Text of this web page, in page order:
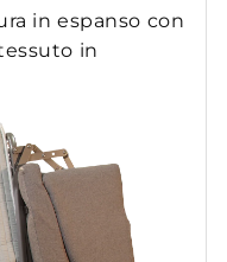
in espanso con
in